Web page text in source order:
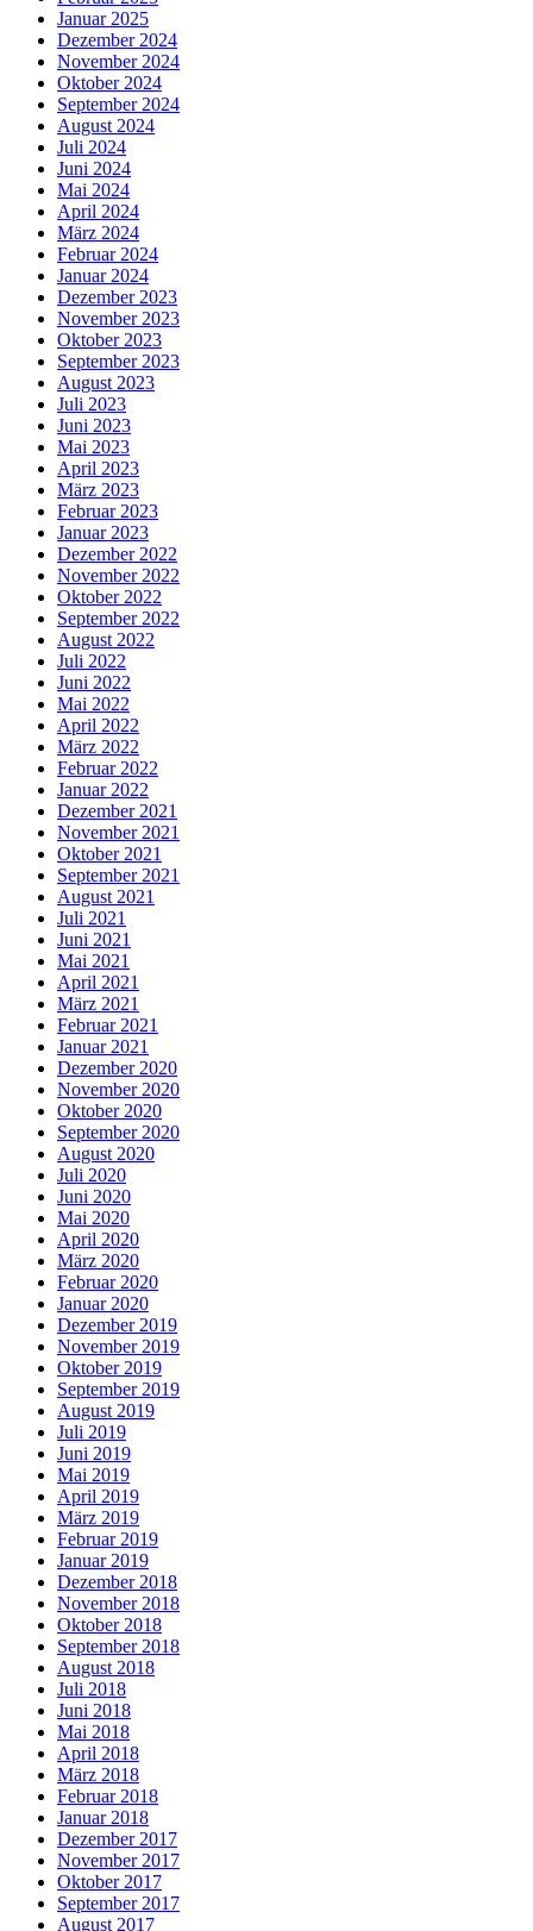
Januar 2025
Dezember 2024
November 2024
Oktober 2024
September 2024
August 2024
Juli 2024
Juni 2024
Mai 2024
April 2024
März 2024
Februar 2024
Januar 2024
Dezember 2023
November 2023
Oktober 2023
September 2023
August 2023
Juli 2023
Juni 2023
Mai 2023
April 2023
März 2023
Februar 2023
Januar 2023
Dezember 2022
November 2022
Oktober 2022
September 2022
August 2022
Juli 2022
Juni 2022
Mai 2022
April 2022
März 2022
Februar 2022
Januar 2022
Dezember 2021
November 2021
Oktober 2021
September 2021
August 2021
Juli 2021
Juni 2021
Mai 2021
April 2021
März 2021
Februar 2021
Januar 2021
Dezember 2020
November 2020
Oktober 2020
September 2020
August 2020
Juli 2020
Juni 2020
Mai 2020
April 2020
März 2020
Februar 2020
Januar 2020
Dezember 2019
November 2019
Oktober 2019
September 2019
August 2019
Juli 2019
Juni 2019
Mai 2019
April 2019
März 2019
Februar 2019
Januar 2019
Dezember 2018
November 2018
Oktober 2018
September 2018
August 2018
Juli 2018
Juni 2018
Mai 2018
April 2018
März 2018
Februar 2018
Januar 2018
Dezember 2017
November 2017
Oktober 2017
September 2017
August 2017